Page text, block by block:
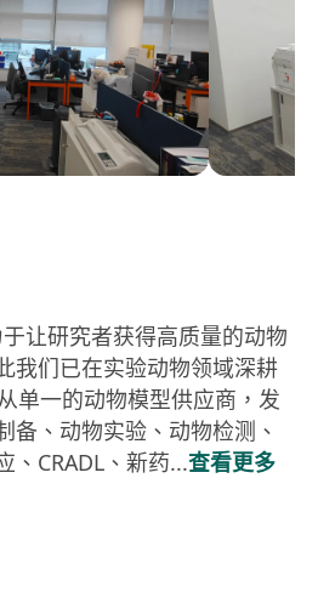
于让研究者获得高质量的动物
我们已在实验动物领域深耕
单一的动物模型供应商，发
备、动物实验、动物检测、
、CRADL、新药...查看更多